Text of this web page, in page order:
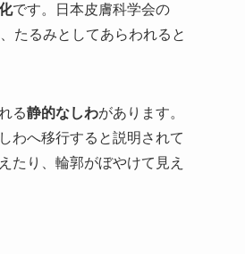
です。日本皮膚科学会の
たるみとしてあらわれると
る静的なしわがあります。
わへ移行すると説明されて
たり、輪郭がぼやけて見え